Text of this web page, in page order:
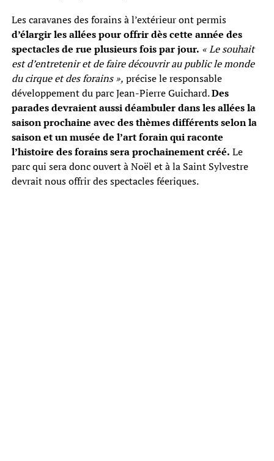
Les caravanes des forains à l’extérieur ont permis
d’élargir les allées pour offrir dès cette année des
spectacles de rue plusieurs fois par jour. « Le souhait
est d’entretenir et de faire découvrir au public le monde
du cirque et des forains », précise le responsable
développement du parc Jean-Pierre Guichard.Des
parades devraient aussi déambuler dans les allées la
saison prochaine avec des thèmes différents selon la
saison et un musée de l’art forain qui raconte
l’histoire des forains sera prochainement créé. Le
parc qui sera donc ouvert à Noël et à la Saint Sylvestre
devrait nous offrir des spectacles féeriques.